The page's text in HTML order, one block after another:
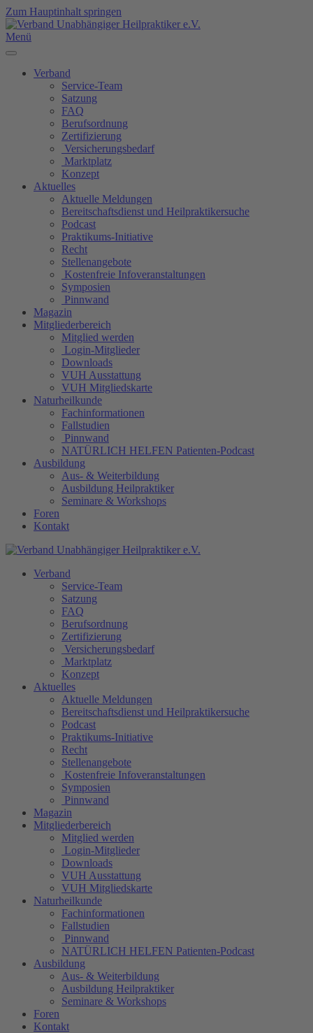
Zum Hauptinhalt springen
Menü
Verband
Service-Team
Satzung
FAQ
Berufsordnung
Zertifizierung
Versicherungsbedarf
Marktplatz
Konzept
Aktuelles
Aktuelle Meldungen
Bereitschaftsdienst und Heilpraktikersuche
Podcast
Praktikums-Initiative
Recht
Stellenangebote
Kostenfreie Infoveranstaltungen
Symposien
Pinnwand
Magazin
Mitgliederbereich
Mitglied werden
Login-Mitglieder
Downloads
VUH Ausstattung
VUH Mitgliedskarte
Naturheilkunde
Fachinformationen
Fallstudien
Pinnwand
NATÜRLICH HELFEN Patienten-Podcast
Ausbildung
Aus- & Weiterbildung
Ausbildung Heilpraktiker
Seminare & Workshops
Foren
Kontakt
Verband
Service-Team
Satzung
FAQ
Berufsordnung
Zertifizierung
Versicherungsbedarf
Marktplatz
Konzept
Aktuelles
Aktuelle Meldungen
Bereitschaftsdienst und Heilpraktikersuche
Podcast
Praktikums-Initiative
Recht
Stellenangebote
Kostenfreie Infoveranstaltungen
Symposien
Pinnwand
Magazin
Mitgliederbereich
Mitglied werden
Login-Mitglieder
Downloads
VUH Ausstattung
VUH Mitgliedskarte
Naturheilkunde
Fachinformationen
Fallstudien
Pinnwand
NATÜRLICH HELFEN Patienten-Podcast
Ausbildung
Aus- & Weiterbildung
Ausbildung Heilpraktiker
Seminare & Workshops
Foren
Kontakt